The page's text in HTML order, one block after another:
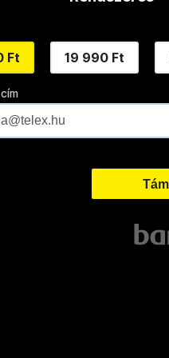
Ft 19 990 Ft